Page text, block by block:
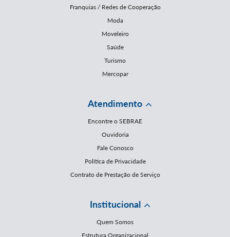
Franquias / Redes de Cooperação
Moda
Moveleiro
Saúde
Turismo
Mercopar
Atendimento
Encontre o SEBRAE
Ouvidoria
Fale Conosco
Política de Privacidade
Contrato de Prestação de Serviço
Institucional
Quem Somos
Estrutura Organizacional